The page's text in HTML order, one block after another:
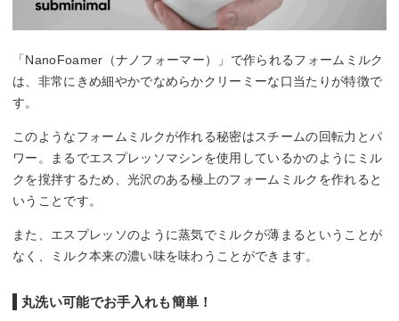
「NanoFoamer（ナノフォーマー）」で作られるフォームミルク
は、非常にきめ細やかでなめらかクリーミーな口当たりが特徴で
す。
このようなフォームミルクが作れる秘密はスチームの回転力とパ
ワー。まるでエスプレッソマシンを使用しているかのようにミル
クを撹拌するため、光沢のある極上のフォームミルクを作れると
いうことです。
また、エスプレッソのように蒸気でミルクが薄まるということが
なく、ミルク本来の濃い味を味わうことができます。
丸洗い可能でお手入れも簡単！